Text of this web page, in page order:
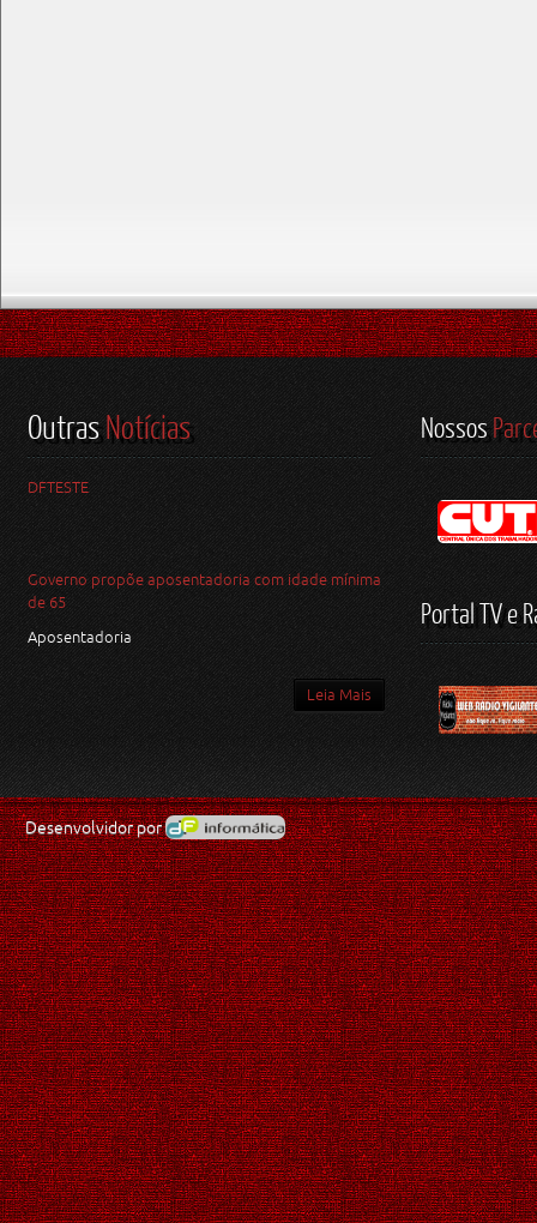
OutrasNotícias
DFTESTE
Governo propõe aposentadoria com idade mínima
de 65
Aposentadoria
Leia Mais
Nossos
Portal TV e
Desenvolvidor por